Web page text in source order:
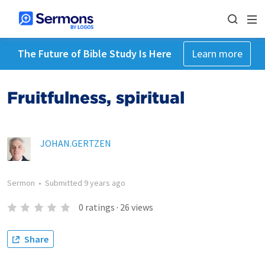
The Future of Bible Study Is Here Learn more
Fruitfulness, spiritual
JOHAN.GERTZEN
Sermon • Submitted 9 years ago
0 ratings · 26 views
Share